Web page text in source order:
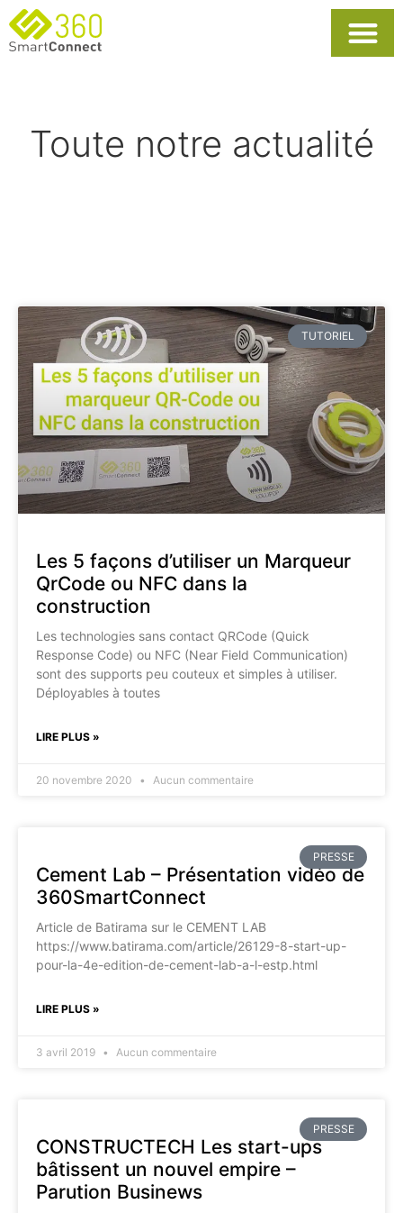
Toute notre actualité
TUTORIEL
Les 5 façons d’utiliser un Marqueur
QrCode ou NFC dans la
construction
Les technologies sans contact QRCode (Quick
Response Code) ou NFC (Near Field Communication)
sont des supports peu couteux et simples à utiliser.
Déployables à toutes
LIRE PLUS »
20 novembre 2020 Aucun commentaire
PRESSE
Cement Lab – Présentation vidéo de
360SmartConnect
Article de Batirama sur le CEMENT LAB
https://www.batirama.com/article/26129-8-start-up-
pour-la-4e-edition-de-cement-lab-a-l-estp.html
LIRE PLUS »
3 avril 2019 Aucun commentaire
PRESSE
CONSTRUCTECH Les start-ups
bâtissent un nouvel empire –
Parution Businews